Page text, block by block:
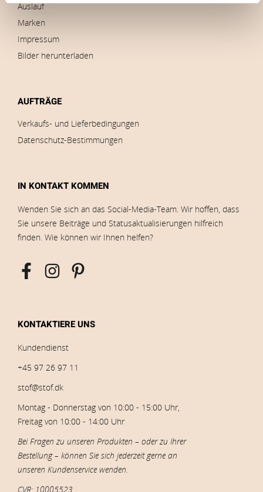
Auslauf
Marken
Impressum
Bilder herunterladen
AUFTRÄGE
Verkaufs- und Lieferbedingungen
Datenschutz-Bestimmungen
IN KONTAKT KOMMEN
Wenden Sie sich an das Social-Media-Team. Wir hoffen, dass
Sie unsere Beiträge und Statusaktualisierungen hilfreich
finden. Wie können wir Ihnen helfen?
KONTAKTIERE UNS
Kundendienst
+45 97 26 97 11
stof@stof.dk
Montag - Donnerstag von 10:00 - 15:00 Uhr,
Freitag von 10:00 - 14:00 Uhr
Bei Fragen zu unseren Produkten – oder zu Ihrer
Bestellung – können Sie sich jederzeit gerne an
unseren Kundenservice wenden.
CVR: 10005523